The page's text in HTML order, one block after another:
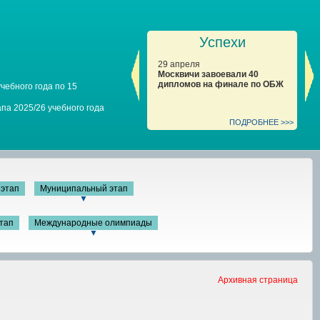
года по 15
2025/26 учебного года
Успехи
29 апреля
Москвичи завоевали 40
дипломов на финале по ОБЖ
ПОДРОБНЕЕ >>>
29
в
Муниципальный этап
▼
Международные олимпиады
▼
Архивная страница